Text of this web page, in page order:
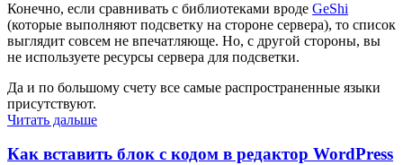
Конечно, если сравнивать с библиотеками вроде GeShi
(которые выполняют подсветку на стороне сервера), то список
выглядит совсем не впечатляюще. Но, с другой стороны, вы
не используете ресурсы сервера для подсветки.
Да и по большому счету все самые распространенные языки
присутствуют.
Читать дальше
Как вставить блок с кодом в редактор WordPress